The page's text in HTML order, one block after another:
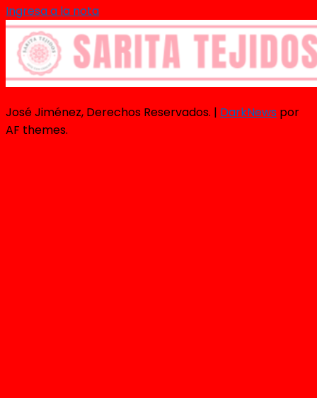
Ingresa a la nota
José Jiménez, Derechos Reservados. | DarkNews por
AF themes.